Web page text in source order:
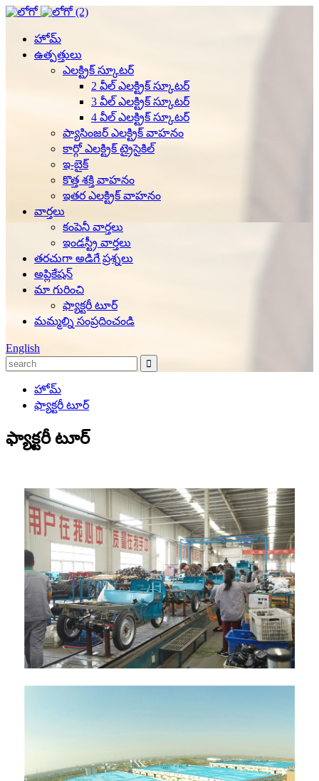
హోమ్
ఉత్పత్తులు
ఎలక్ట్రిక్ స్కూటర్
2 వీల్ ఎలక్ట్రిక్ స్కూటర్
3 వీల్ ఎలక్ట్రిక్ స్కూటర్
4 వీల్ ఎలక్ట్రిక్ స్కూటర్
ప్యాసింజర్ ఎలక్ట్రిక్ వాహనం
కార్గో ఎలక్ట్రిక్ ట్రైసైకిల్
ఇ-బైక్
కొత్త శక్తి వాహనం
ఇతర ఎలక్ట్రిక్ వాహనం
వార్తలు
కంపెనీ వార్తలు
ఇండస్ట్రీ వార్తలు
తరచుగా అడిగే ప్రశ్నలు
అప్లికేషన్
మా గురించి
ఫ్యాక్టరీ టూర్
మమ్మల్ని సంప్రదించండి
English
హోమ్
ఫ్యాక్టరీ టూర్
ఫ్యాక్టరీ టూర్